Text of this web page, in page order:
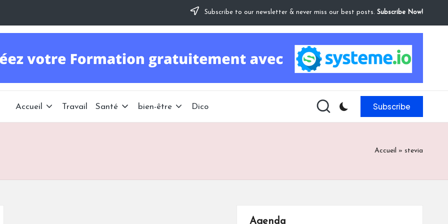
Subscribe to our newsletter & never miss our best posts. Subscribe Now!
Accueil Travail Santé bien-être Dico Subscribe
Accueil » stevia
Agenda